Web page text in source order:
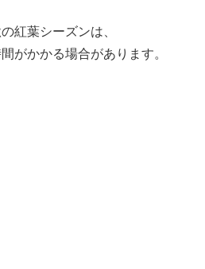
紅葉シーズンは、
がかかる場合があります。